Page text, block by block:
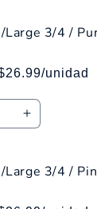
Large
Medium/
/
Black
Large 3/4 /
unidad
Large
Aumentar
Medium/
/
Large 3/4 /